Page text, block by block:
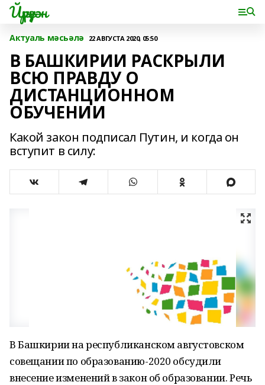
Йүрүҙән
Актуаль мәсьәлә 22 АВГУСТА 2020, 05:50
В БАШКИРИИ РАСКРЫЛИ
ВСЮ ПРАВДУ О
ДИСТАНЦИОННОМ
ОБУЧЕНИИ
Какой закон подписал Путин, и когда он
вступит в силу:
В Башкирии на республиканском августовском
совещании по образованию-2020 обсудили
внесение изменений в закон об образовании. Речь